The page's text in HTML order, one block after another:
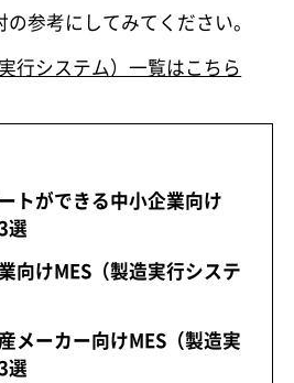
参考にしてみてください。
行システム）一覧はこちら
トができる中小企業向け
選
向けMES（製造実行システ
メーカー向けMES（製造実
選